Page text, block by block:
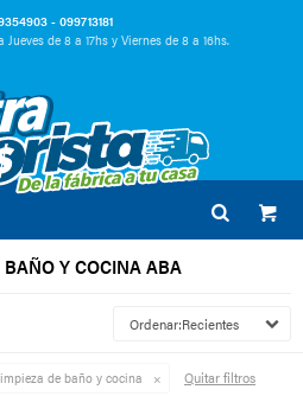
- 099713181
de 8 a 17hs y Viernes de 8 a 16hs.
Y COCINA ABA
Recientes
de baño y cocina Quitar filtros